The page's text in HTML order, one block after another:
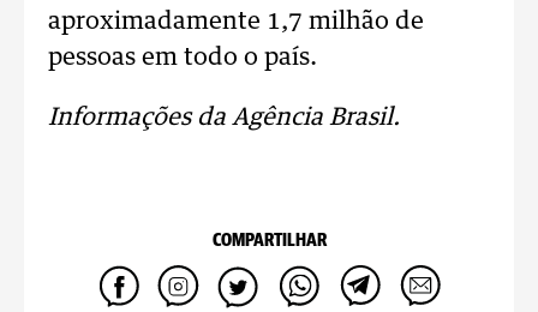
aproximadamente 1,7 milhão de
pessoas em todo o país.
Informações da Agência Brasil.
COMPARTILHAR